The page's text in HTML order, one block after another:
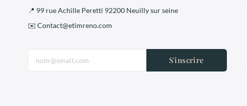
📍 99 rue Achille Peretti 92200 Neuilly sur seine
✉️ Contact@etimreno.com
S'inscrire